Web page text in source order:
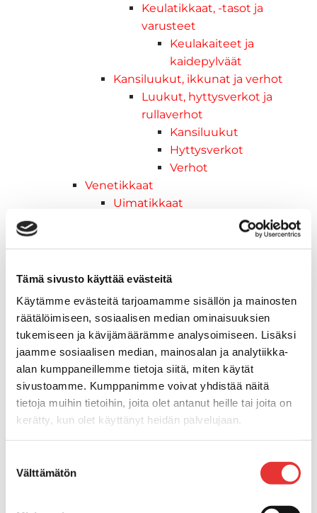
Tämä sivusto käyttää evästeitä
Käytämme evästeitä tarjoamamme sisällön ja mainosten
räätälöimiseen, sosiaalisen median ominaisuuksien
tukemiseen ja kävijämäärämme analysoimiseen. Lisäksi
jaamme sosiaalisen median, mainosalan ja analytiikka-
alan kumppaneillemme tietoja siitä, miten käytät
sivustoamme. Kumppanimme voivat yhdistää näitä
tietoja muihin tietoihin, joita olet antanut heille tai joita on
kerätty, kun olet käyttänyt heidän palvelujaan.
valinta
Välttämätön
Keulatikkaat, -tasot ja
varusteet
Keulakaiteet ja
kaidepylväät
Kansiluukut, ikkunat ja verhot
Luukut, hyttysverkot ja
rullaverhot
Kansiluukut
Hyttysverkot
Verhot
Venetikkaat
Uimatikkaat
Kiinnikkeet ja tukijalat
Muut kiinnityshelat
Pidike "clips", muovia
Lepuuttajan kiinnike
Tuulilasin kiinnike
Reuna-, köli-, törmäyslistat ja kansikate
Törmäyslista